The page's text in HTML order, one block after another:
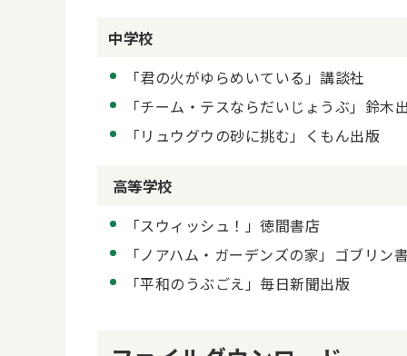
中学校
「君の火がゆらめいている」講談社
「チーム・テスならだいじょうぶ」鈴木
「リュウグウの砂に挑む」くもん出版
高等学校
「スウィッシュ！」徳間書店
「ノアハム・ガーデンズの家」ゴブリン
「平和のうぶごえ」毎日新聞出版